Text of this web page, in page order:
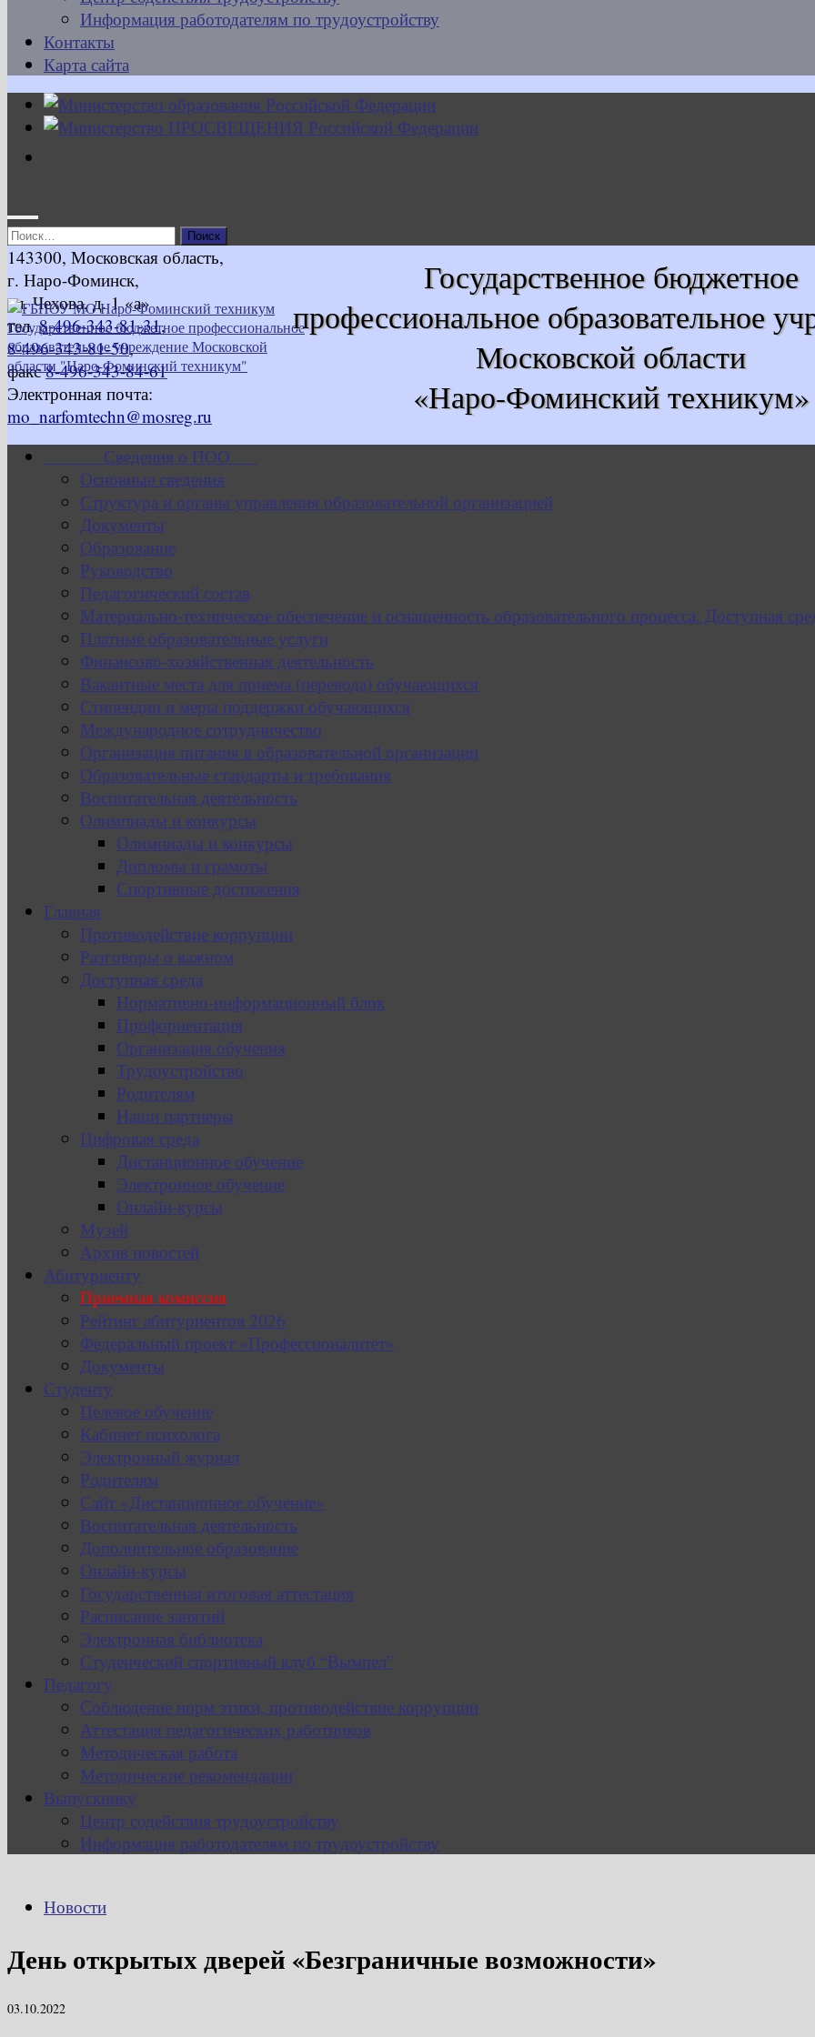
Информация работодателям по трудоустройству
Контакты
Карта сайта
Найти:
Государственное бюджетное
профессиональное образовательное
Московской области
«Наро-Фоминский техникум»
143300, Московская область,
г. Наро-Фоминск,
ул. Чехова, д. 1 «а»
тел.8-496-343-81-31,
8-496-343-81-50,
факс8-496-343-84-61
Электронная почта:
mo_narfomtechn@mosreg.ru
Сведения о ПОО
Основные сведения
Структура и органы управления образовательной организацией
Документы
Образование
Руководство
Педагогический состав
Материально-техническое обеспечение и оснащенность образовательного процесса. Доступная
Платные образовательные услуги
Финансово-хозяйственная деятельность
Вакантные места для приема (перевода) обучающихся
Стипендии и меры поддержки обучающихся
Международное сотрудничество
Организация питания в образовательной организации
Образовательные стандарты и требования
Воспитательная деятельность
Олимпиады и конкурсы
Олимпиады и конкурсы
Дипломы и грамоты
Спортивные достижения
Главная
Противодействие коррупции
Разговоры о важном
Доступная среда
Нормативно-информационный блок
Профориентация
Организация обучения
Трудоустройство
Родителям
Наши партнеры
Цифровая среда
Дистанционное обучение
Электронное обучение
Онлайн-курсы
Музей
Архив новостей
Абитуриенту
Приемная комиссия
Рейтинг абитуриентов 2026
Федеральный проект «Профессионалитет»
Документы
Студенту
Целевое обучение
Кабинет психолога
Электронный журнал
Родителям
Сайт «Дистанционное обучение»
Воспитательная деятельность
Дополнительное образование
Онлайн-курсы
Государственная итоговая аттестация
Расписание занятий
Электронная библиотека
Студенческий спортивный клуб “Вымпел”
Педагогу
Соблюдение норм этики, противодействие коррупции
Аттестация педагогических работников
Методическая работа
Методические рекомендации
Выпускнику
Центр содействия трудоустройству
Информация работодателям по трудоустройству
Новости
День открытых дверей «Безграничные возможности»
03.10.2022